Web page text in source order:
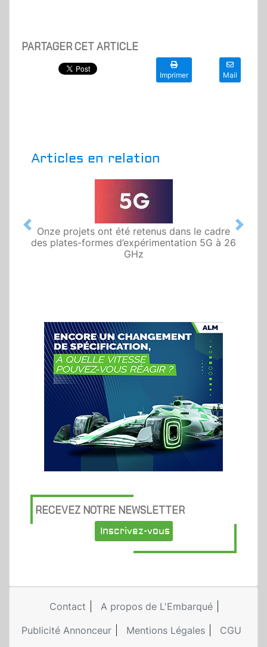
PARTAGER CET ARTICLE
Imprimer Mail
Articles en relation
Onze projets ont été retenus dans le cadre
des plates-formes d’expérimentation 5G à 26
GHz
Previous Next
RECEVEZ NOTRE NEWSLETTER
Inscrivez-vous
Contact
A propos de L'Embarqué
Publicité Annonceur
Mentions Légales CGU